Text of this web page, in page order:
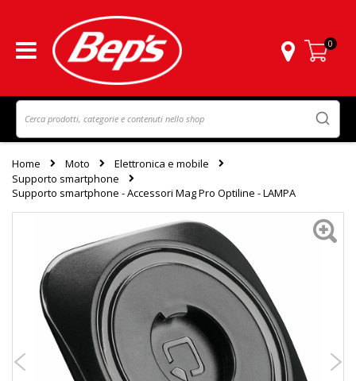
Carrello
0
Home Moto
Elettronica e mobile
Supporto smartphone
Supporto smartphone - Accessori Mag Pro Optiline - LAMPA